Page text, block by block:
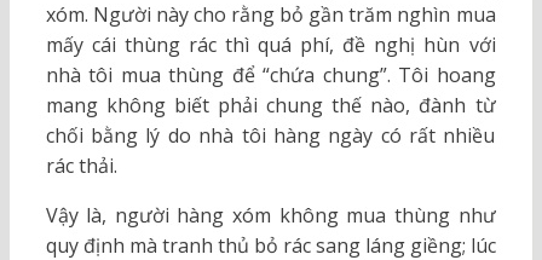
xóm. Người này cho rằng bỏ gần trăm nghìn mua
mấy cái thùng rác thì quá phí, đề nghị hùn với
nhà tôi mua thùng để “chứa chung”. Tôi hoang
mang không biết phải chung thế nào, đành từ
chối bằng lý do nhà tôi hàng ngày có rất nhiều
rác thải.
Vậy là, người hàng xóm không mua thùng như
quy định mà tranh thủ bỏ rác sang láng giềng; lúc